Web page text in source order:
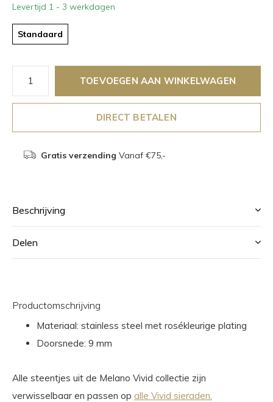
Levertijd 1 - 3 werkdagen
Standaard
TOEVOEGEN AAN WINKELWAGEN
DIRECT BETALEN
Gratis verzending Vanaf €75,-
Beschrijving
Delen
Productomschrijving
Materiaal: stainless steel met rosékleurige plating
Doorsnede: 9 mm
Alle steentjes uit de Melano Vivid collectie zijn
verwisselbaar en passen op alle Vivid sieraden.